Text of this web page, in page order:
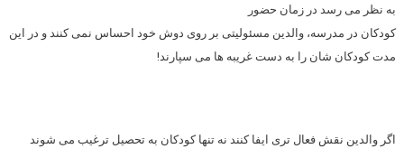
به نظر می رسد در زمان حضور
كودكان در مدرسه، والدین مسئولیتی بر روی دوش خود احساس نمی كنند و در این
مدت كودكان شان را به دست غریبه ها می سپارند!
اگر والدین نقش فعال تری ایفا كنند نه تنها كودكان به تحصیل ترغیب می شوند